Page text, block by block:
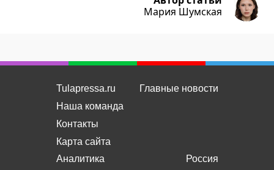
Мария Шумская
Tulapressa.ru
Наша команда
Контакты
Карта сайта
Главные новости
Аналитика
Россия